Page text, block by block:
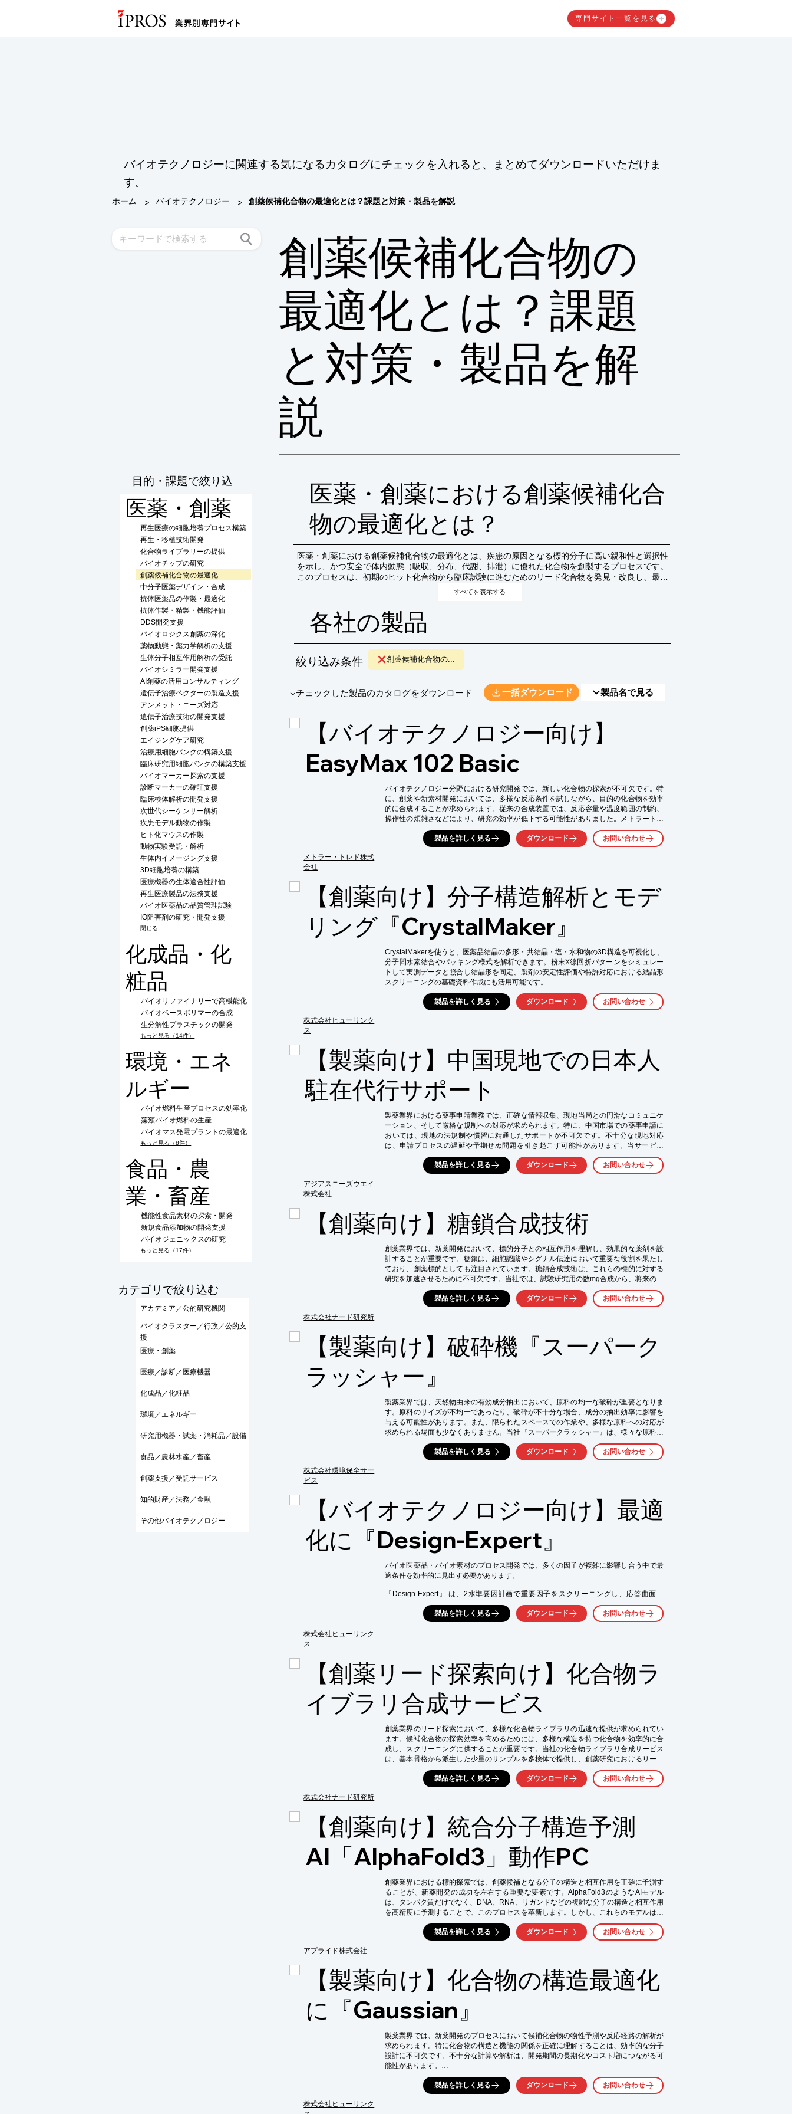
専門サイト一覧を見る
バイオテクノロジーに関連する気になるカタログにチェックを入れると、まとめてダウンロードいただけま
す。
ホーム > バイオテクノロジー > 創薬候補化合物の最適化とは？課題と対策・製品を解説
創薬候補化合物の
最適化とは？課題
と対策・製品を解
説
目的・課題で絞り込
む
医薬・創薬
再生医療の細胞培養プロセス構築
再生・移植技術開発
化合物ライブラリーの提供
バイオチップの研究
創薬候補化合物の最適化
中分子医薬デザイン・合成
抗体医薬品の作製・最適化
抗体作製・精製・機能評価
DDS開発支援
バイオロジクス創薬の深化
薬物動態・薬力学解析の支援
生体分子相互作用解析の受託
バイオシミラー開発支援
AI創薬の活用コンサルティング
遺伝子治療ベクターの製造支援
アンメット・ニーズ対応
遺伝子治療技術の開発支援
創薬iPS細胞提供
エイジングケア研究
治療用細胞バンクの構築支援
臨床研究用細胞バンクの構築支援
バイオマーカー探索の支援
診断マーカーの確証支援
臨床検体解析の開発支援
次世代シーケンサー解析
疾患モデル動物の作製
ヒト化マウスの作製
動物実験受託・解析
生体内イメージング支援
3D細胞培養の構築
医療機器の生体適合性評価
再生医療製品の法務支援
バイオ医薬品の品質管理試験
IO阻害剤の研究・開発支援
閉じる
化成品・化
粧品
バイオリファイナリーで高機能化
バイオベースポリマーの合成
生分解性プラスチックの開発
もっと見る（14件）
環境・エネ
ルギー
バイオ燃料生産プロセスの効率化
藻類バイオ燃料の生産
バイオマス発電プラントの最適化
もっと見る（8件）
食品・農
業・畜産
機能性食品素材の探索・開発
新規食品添加物の開発支援
バイオジェニックスの研究
もっと見る（17件）
​カテゴリで絞り込む
アカデミア／公的研究機関
バイオクラスター／行政／公的支
援
医療・創薬
医療／診断／医療機器
化成品／化粧品
環境／エネルギー
研究用機器・試薬・消耗品／設備
食品／農林水産／畜産
創薬支援／受託サービス
知的財産／法務／金融
その他バイオテクノロジー
医薬・創薬における創薬候補化合
物の最適化とは？
医薬・創薬における創薬候補化合物の最適化とは、疾患の原因となる標的分子に高い親和性と選択性
を示し、かつ安全で体内動態（吸収、分布、代謝、排泄）に優れた化合物を創製するプロセスです。
このプロセスは、初期のヒット化合物から臨床試験に進むためのリード化合物を発見・改良し、最終
的な医薬品候補へと導くための重要なステップとなります。
すべてを表示する
各社の製品
絞り込み条件： 創薬候補化合物の...
​▼チェックした製品のカタログをダウンロード 一括ダウンロード 製品名で見る
【バイオテクノロジー向け】
EasyMax 102 Basic
メトラー・トレド株式
会社
バイオテクノロジー分野における研究開発では、新しい化合物の探索が不可欠です。特
に、創薬や新素材開発においては、多様な反応条件を試しながら、目的の化合物を効率
的に合成することが求められます。従来の合成装置では、反応容量や温度範囲の制約、
操作性の煩雑さなどにより、研究の効率が低下する可能性がありました。メトラートレ
ドの『EasyMax 102 Basic』は、これらの課題を解決するために開発されました。
【活用シーン】
【導入の効果】
・多様な反応容量への対応による柔軟な実験設計
・広い温度範囲での反応制御による幅広い化合物合成
・ワンタッチ制御による操作性の向上
・試薬の自動添加による実験効率の向上
製品を詳しく見る ダウンロード お問い合わせ
【創薬向け】分子構造解析とモデ
リング『CrystalMaker』
株式会社ヒューリンク
ス
CrystalMakerを使うと、医薬品結晶の多形・共結晶・塩・水和物の3D構造を可視化し、
分子間水素結合やパッキング様式を解析できます。粉末X線回折パターンをシミュレー
トして実測データと照合し結晶形を同定、製剤の安定性評価や特許対応における結晶形
スクリーニングの基礎資料作成にも活用可能です。
【活用シーン】
・創薬ターゲットの構造解析
【導入の効果】
・創薬研究の効率化
・新薬開発期間の短縮
・研究成果の向上
製品を詳しく見る ダウンロード お問い合わせ
【製薬向け】中国現地での日本人
駐在代行サポート
アジアスニーズウエイ
株式会社
製薬業界における薬事申請業務では、正確な情報収集、現地当局との円滑なコミュニケ
ーション、そして厳格な規制への対応が求められます。特に、中国市場での薬事申請に
おいては、現地の法規制や慣習に精通したサポートが不可欠です。不十分な現地対応
は、申請プロセスの遅延や予期せぬ問題を引き起こす可能性があります。当サービス
は、中国駐在経験豊富な日本人スタッフと現地法人の中国人スタッフが連携し、薬事申
請に関連する拠点管理、情報収集、現地所属団体との折衝などをサポートすることで、
これらの課題に対応します。
・現地当局や関連団体との折衝・接遇
・申請プロセスにおける拠点管理
・輸出入および貿易実務管理
【導入の効果】
・薬事申請業務に必要なオペレーション品質の維持
・日本人スタッフの負担軽減による、戦略立案への集中
・現地スタッフとのコミュニケーション円滑化による、組織力の強化
製品を詳しく見る ダウンロード お問い合わせ
【創薬向け】糖鎖合成技術
株式会社ナード研究所
創薬業界では、新薬開発において、標的分子との相互作用を理解し、効果的な薬剤を設
計することが重要です。糖鎖は、細胞認識やシグナル伝達において重要な役割を果たし
ており、創薬標的としても注目されています。糖鎖合成技術は、これらの標的に対する
研究を加速させるために不可欠です。当社では、試験研究用の数mg合成から、将来の製
品化を目指したプロセス検討まで、さまざまなスケールでの糖鎖、糖誘導体合成を行い
・糖鎖を基盤とした新規薬剤の開発
・糖鎖修飾による薬剤の機能性向上
・創薬研究の加速
・新規薬剤開発の可能性拡大
製品を詳しく見る ダウンロード お問い合わせ
【製薬向け】破砕機『スーパーク
ラッシャー』
株式会社環境保全サー
ビス
製薬業界では、天然物由来の有効成分抽出において、原料の均一な破砕が重要となりま
す。原料のサイズが不均一であったり、破砕が不十分な場合、成分の抽出効率に影響を
与える可能性があります。また、限られたスペースでの作業や、多様な原料への対応が
求められる場面も少なくありません。当社『スーパークラッシャー』は、様々な原料を
効率的に細砕し、成分抽出プロセスの安定化と効率向上を支援します。
【活用シーン】
【導入の効果】
・成分抽出効率の向上
・処理時間の短縮
・作業スペースの有効活用
製品を詳しく見る ダウンロード お問い合わせ
【バイオテクノロジー向け】最適
化に『Design-Expert』
株式会社ヒューリンク
ス
バイオ医薬品・バイオ素材のプロセス開発では、多くの因子が複雑に影響し合う中で最
適条件を効率的に見出す必要があります。
『Design-Expert』 は、2水準要因計画で重要因子をスクリーニングし、応答曲面法
(RSM)で収率・品質を最大化する条件を探索します。回転可能な3D応答曲面プロットで
交互作用を可視化し、望ましさ関数で複数特性の同時最適化にも対応します。
・重要工程パラメータ(CPP)の特定
・スケールアップに向けた条件検討
【導入の効果】
・実験回数の削減による開発期間短縮・コスト削減
・収率と品質の向上、プロセスの安定化
製品を詳しく見る ダウンロード お問い合わせ
【創薬リード探索向け】化合物ラ
イブラリ合成サービス
株式会社ナード研究所
創薬業界のリード探索において、多様な化合物ライブラリの迅速な提供が求められてい
ます。候補化合物の探索効率を高めるためには、多様な構造を持つ化合物を効率的に合
成し、スクリーニングに供することが重要です。当社の化合物ライブラリ合成サービス
は、基本骨格から派生した少量のサンプルを多検体で提供し、創薬研究におけるリード
探索を強力にサポートします。
Keyword: コンビナトリアルケミストリー, 化合物ライブラリ, 多検体合成, パラレル合成
・SAR（構造活性相関）研究
・ヒット化合物の最適化
・多様な化合物の迅速な提供によるスクリーニング効率の向上
・研究期間の短縮
・高品質な化合物の提供による信頼性の高い研究データの取得
製品を詳しく見る ダウンロード お問い合わせ
【創薬向け】統合分子構造予測
AI「AlphaFold3」動作PC
アプライド株式会社
創薬業界における標的探索では、創薬候補となる分子の構造と相互作用を正確に予測す
ることが、新薬開発の成功を左右する重要な要素です。AlphaFold3のようなAIモデル
は、タンパク質だけでなく、DNA、RNA、リガンドなどの複雑な分子の構造と相互作用
を高精度に予測することで、このプロセスを革新します。しかし、これらのモデルは高
性能なGPUを必要とし、計算能力がボトルネックとなることがあります。当社HPCは、
AlphaFold3の実行環境として推奨されるNVIDIA H200 GPUを搭載し、創薬研究におけ
る標的探索を加速します。
・創薬標的の同定
・分子ドッキングシミュレーション
・創薬候補化合物のスクリーニング
【導入の効果】
・創薬研究の効率化
・研究コストの削減
製品を詳しく見る ダウンロード お問い合わせ
【製薬向け】化合物の構造最適化
に『Gaussian』
株式会社ヒューリンク
製薬業界では、新薬開発のプロセスにおいて候補化合物の物性予測や反応経路の解析が
求められます。特に化合物の構造と機能の関係を正確に理解することは、効率的な分子
設計に不可欠です。不十分な計算や解析は、開発期間の長期化やコスト増につながる可
能性があります。
化学計算ソフト『Gaussian』は、電子状態計算や計算化学モデルに関する最先端の手法
を提供し、新薬設計における研究開発を支援します。
製品を詳しく見る ダウンロード お問い合わせ